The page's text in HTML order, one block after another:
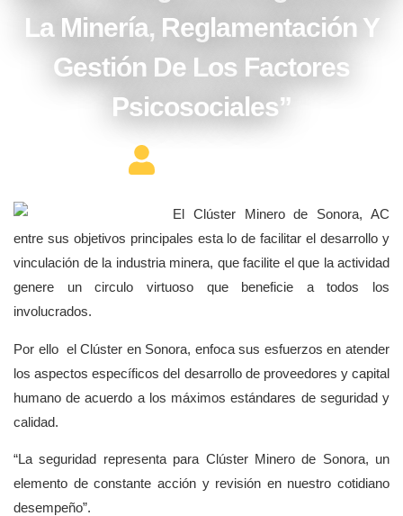
La Minería, Reglamentación Y
Gestión De Los Factores
Psicosociales”
El Clúster Minero de Sonora, AC
entre sus objetivos principales esta lo de facilitar el desarrollo y
vinculación de la industria minera, que facilite el que la actividad
genere un circulo virtuoso que beneficie a todos los
involucrados.
Por ello el Clúster en Sonora, enfoca sus esfuerzos en atender
los aspectos específicos del desarrollo de proveedores y capital
humano de acuerdo a los máximos estándares de seguridad y
calidad.
“La seguridad representa para Clúster Minero de Sonora, un
elemento de constante acción y revisión en nuestro cotidiano
desempeño”.